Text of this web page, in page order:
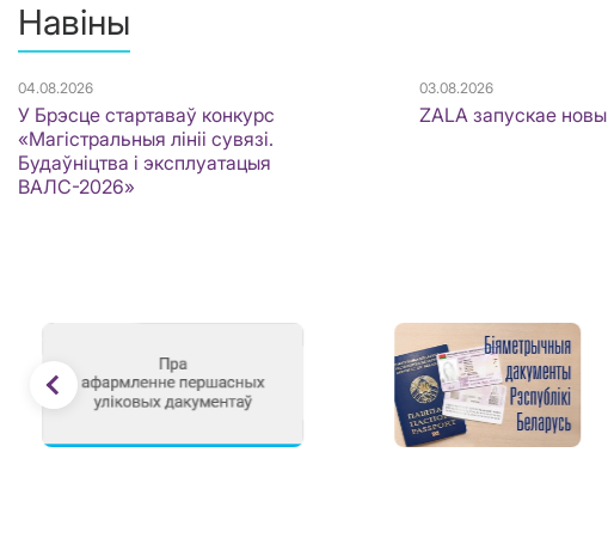
Навіны
04.08.2026
У Брэсце стартаваў конкурс
«Магістральныя лініі сувязі.
Будаўніцтва і эксплуатацыя
ВАЛС-2026»
03.08.2026
ZALA запускае